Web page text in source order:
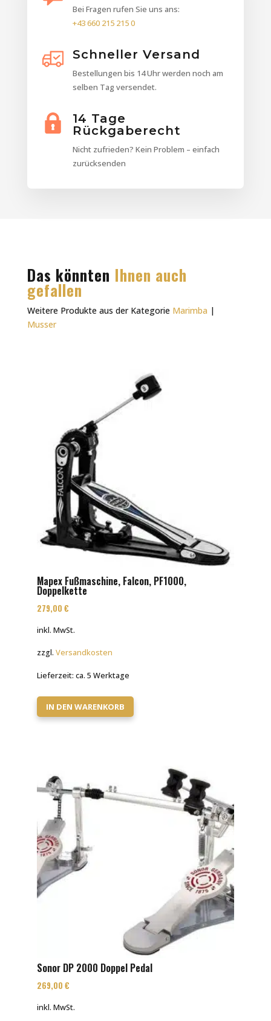
Bei Fragen rufen Sie uns ans:
+43 660 215 215 0
Schneller Versand
Bestellungen bis 14 Uhr werden noch am
selben Tag versendet.
14 Tage
Rückgaberecht
Nicht zufrieden? Kein Problem – einfach
zurücksenden
Das könnten Ihnen auch
gefallen
Weitere Produkte aus der Kategorie Marimba |
Musser
Mapex Fußmaschine, Falcon, PF1000,
Doppelkette
279,00 €
inkl. MwSt.
zzgl. Versandkosten
Lieferzeit: ca. 5 Werktage
IN DEN WARENKORB
Sonor DP 2000 Doppel Pedal
269,00 €
inkl. MwSt.